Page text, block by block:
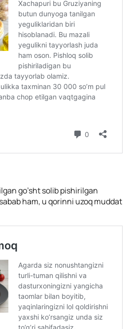
go’sht solib pishirilgan
ham, u qorinni uzoq muddat